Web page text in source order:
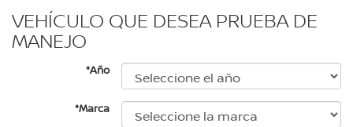
VEHÍCULO QUE DESEA PRUEBA DE
MANEJO
*Año
*Marca